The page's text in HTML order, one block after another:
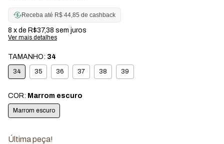
Receba até R$ 44,85 de cashback
8 x de R$37,38 sem juros
Ver mais detalhes
TAMANHO: 34
34 35 36 37 38 39
COR: Marrom escuro
Marrom escuro
Última peça!